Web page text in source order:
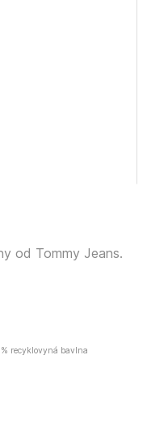
od Tommy Jeans.
recyklovyná bavlna